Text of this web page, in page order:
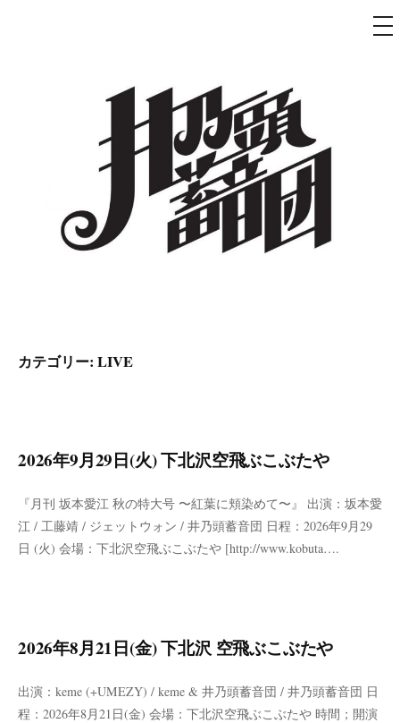
メ
ニ
カテゴリー: LIVE
2026年9月29日(火) 下北沢空飛ぶこぶたや
『月刊 坂本愛江 秋の特大号 〜紅葉に頬染めて〜』 出演：坂本愛
江 / 工藤靖 / ジェットウォン / 井乃頭蓄音団 日程：2026年9月29
日 (火) 会場：下北沢空飛ぶこぶたや [http://www.kobuta….
2026年8月21日(金) 下北沢 空飛ぶこぶたや
出演：keme (+UMEZY) / keme & 井乃頭蓄音団 / 井乃頭蓄音団 日
程：2026年8月21日(金) 会場：下北沢空飛ぶこぶたや 時間；開演